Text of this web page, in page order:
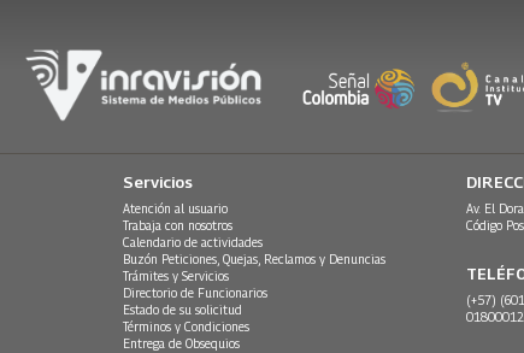
Servicios
Atención al usuario
Trabaja con nosotros
Calendario de actividades
Buzón Peticiones, Quejas, Reclamos y Denuncias
Trámites y Servicios
Directorio de Funcionarios
Estado de su solicitud
Términos y Condiciones
Entrega de Obsequios
Av. El
Código
(+57)